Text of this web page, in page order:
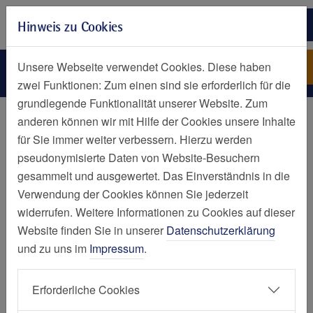
Zur Hauptnavigation springen
Zum Seiteninhalt springen
Zum Seitenende springen
Djakovic-EvicaSt. Elisabeth Pflege und
Betreuung GmbH
Personen
Evica Djakovic
St. Elisabeth Pflege und Betreuung GmbH
Biesenstraße 22-26
Hinweis zu Cookies
Unsere Webseite verwendet Cookies. Diese haben
zwei Funktionen: Zum einen sind sie erforderlich für die
grundlegende Funktionalität unserer Website. Zum
anderen können wir mit Hilfe der Cookies unsere Inhalte
für Sie immer weiter verbessern. Hierzu werden
pseudonymisierte Daten von Website-Besuchern
gesammelt und ausgewertet. Das Einverständnis in die
Verwendung der Cookies können Sie jederzeit
widerrufen. Weitere Informationen zu Cookies auf dieser
Website finden Sie in unserer Datenschutzerklärung
und zu uns im Impressum.
Erforderliche Cookies